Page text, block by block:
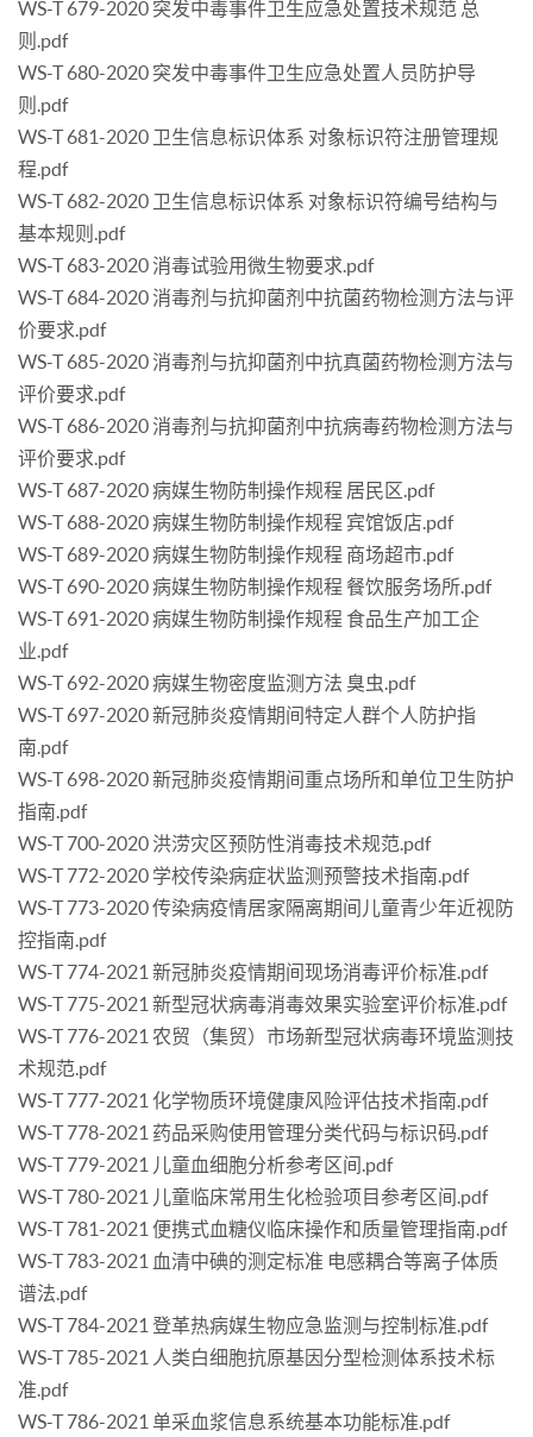
WS-T 679-2020 突发中毒事件卫生应急处置技术规范 总
则.pdf
WS-T 680-2020 突发中毒事件卫生应急处置人员防护导
则.pdf
WS-T 681-2020 卫生信息标识体系 对象标识符注册管理规
程.pdf
WS-T 682-2020 卫生信息标识体系 对象标识符编号结构与
基本规则.pdf
WS-T 683-2020 消毒试验用微生物要求.pdf
WS-T 684-2020 消毒剂与抗抑菌剂中抗菌药物检测方法与评
价要求.pdf
WS-T 685-2020 消毒剂与抗抑菌剂中抗真菌药物检测方法与
评价要求.pdf
WS-T 686-2020 消毒剂与抗抑菌剂中抗病毒药物检测方法与
评价要求.pdf
WS-T 687-2020 病媒生物防制操作规程 居民区.pdf
WS-T 688-2020 病媒生物防制操作规程 宾馆饭店.pdf
WS-T 689-2020 病媒生物防制操作规程 商场超市.pdf
WS-T 690-2020 病媒生物防制操作规程 餐饮服务场所.pdf
WS-T 691-2020 病媒生物防制操作规程 食品生产加工企
业.pdf
WS-T 692-2020 病媒生物密度监测方法 臭虫.pdf
WS-T 697-2020 新冠肺炎疫情期间特定人群个人防护指
南.pdf
WS-T 698-2020 新冠肺炎疫情期间重点场所和单位卫生防护
指南.pdf
WS-T 700-2020 洪涝灾区预防性消毒技术规范.pdf
WS-T 772-2020 学校传染病症状监测预警技术指南.pdf
WS-T 773-2020 传染病疫情居家隔离期间儿童青少年近视防
控指南.pdf
WS-T 774-2021 新冠肺炎疫情期间现场消毒评价标准.pdf
WS-T 775-2021 新型冠状病毒消毒效果实验室评价标准.pdf
WS-T 776-2021 农贸（集贸）市场新型冠状病毒环境监测技
术规范.pdf
WS-T 777-2021 化学物质环境健康风险评估技术指南.pdf
WS-T 778-2021 药品采购使用管理分类代码与标识码.pdf
WS-T 779-2021 儿童血细胞分析参考区间.pdf
WS-T 780-2021 儿童临床常用生化检验项目参考区间.pdf
WS-T 781-2021 便携式血糖仪临床操作和质量管理指南.pdf
WS-T 783-2021 血清中碘的测定标准 电感耦合等离子体质
谱法.pdf
WS-T 784-2021 登革热病媒生物应急监测与控制标准.pdf
WS-T 785-2021 人类白细胞抗原基因分型检测体系技术标
准.pdf
WS-T 786-2021 单采血浆信息系统基本功能标准.pdf